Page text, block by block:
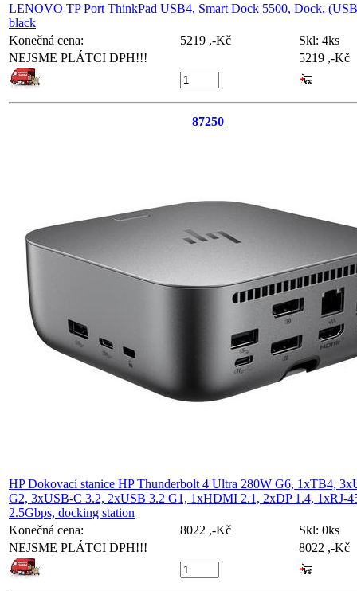
LENOVO TP Port ThinkPad USB4, Smart Dock 5500, Dock,
black
Konečná cena:
5219 ,-Kč Skl: 4ks
NEJSME PLÁTCI DPH!!!
5219 ,-Kč
87250
HP Dokovací stanice HP Thunderbolt 4 Ultra 280W G6, 1xTB4,
G2, 3xUSB-C 3.2, 2xUSB 3.2 G1, 1xHDMI 2.1, 2xDP 1.4, 1xRJ-
2.5Gbps, docking station
Konečná cena:
8022 ,-Kč Skl: 0ks
NEJSME PLÁTCI DPH!!!
8022 ,-Kč